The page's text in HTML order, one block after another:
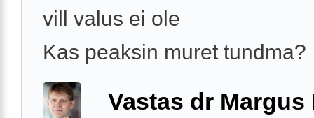
vill valus ei ole
Kas peaksin muret tundma?
Vastas dr Margus